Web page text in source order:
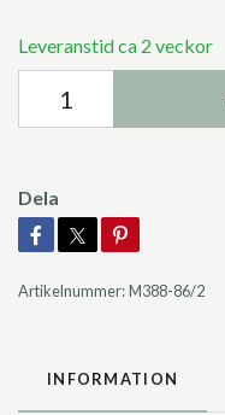
Leveranstid ca 2 veckor
Dela
Artikelnummer:M388-86/2
INFORMATION